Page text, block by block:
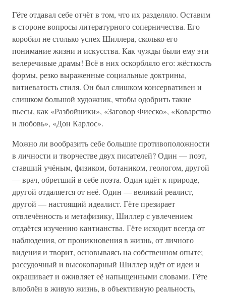
Гёте отдавал себе отчёт в том, что их разделяло. Оставим
в стороне вопросы литературного соперничества. Его
коробил не столько успех Шиллера, сколько его
понимание жизни и искусства. Как чужды были ему эти
велеречивые драмы! Всё в них оскорбляло его: жёсткость
формы, резко выраженные социальные доктрины,
витиеватость стиля. Он был слишком консервативен и
слишком большой художник, чтобы одобрить такие
пьесы, как «Разбойники», «Заговор Фиеско», «Коварство
и любовь», «Дон Карлос».
Можно ли вообразить себе большие противоположности
в личности и творчестве двух писателей? Один — поэт,
ставший учёным, физиком, ботаником, геологом, другой
— врач, обретший в себе поэта. Один идёт к природе,
другой отдаляется от неё. Один — великий реалист,
другой — настоящий идеалист. Гёте презирает
отвлечённость и метафизику, Шиллер с увлечением
отдаётся изучению кантианства. Гёте исходит всегда от
наблюдения, от проникновения в жизнь, от личного
видения и творит, основываясь на собственном опыте;
рассудочный и высокопарный Шиллер идёт от идеи и
окрашивает и оживляет её напыщенными словами. Гёте
влюблён в живую жизнь, в объективную реальность,